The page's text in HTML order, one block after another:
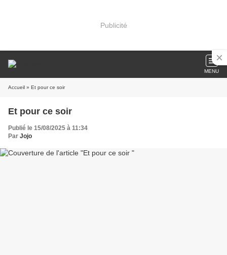
Publicité
MENU
Accueil » Et pour ce soir
Et pour ce soir
Publié le 15/08/2025 à 11:34
Par Jojo